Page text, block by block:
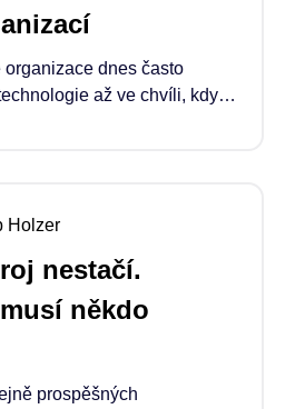
dnes často
až ve chvíli, kdy
jejich rozvoje.
Holzer
nestačí.
někdo
prospěšných